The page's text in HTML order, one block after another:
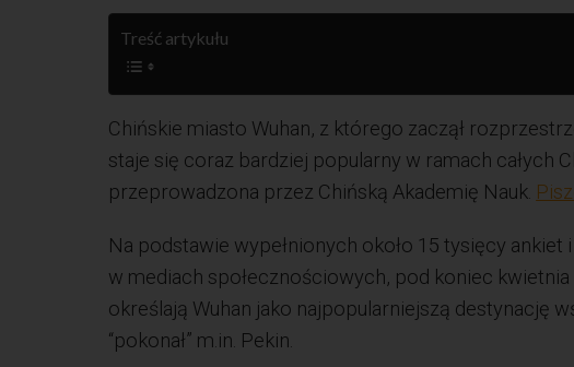
Treść artykułu
Chińskie miasto Wuhan, z którego zaczął
staje się coraz bardziej popularny w ramach całych
przeprowadzona przez Chińską Akademię Nauk.
Na podstawie wypełnionych około 15 tysięcy
w mediach społecznościowych, pod koniec
określają Wuhan jako najpopularniejszą destynację
“pokonał” m.in. Pekin.